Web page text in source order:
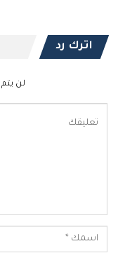
اترك رد
لن يتم